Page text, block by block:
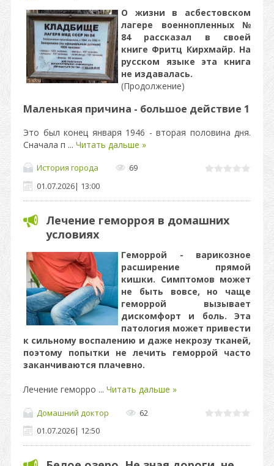
О жизни в асбестовском
лагере военнопленных №
84 рассказал в своей
книге Фритц Кирхмайр. На
русском языке эта книга
не издавалась.
(Продолжение)
Маленькая причина - большое действие 1
Это был конец января 1946 - вторая половина дня.
Сначала п ... Читать дальше »
История города
69
01.07.2026| 13:00
Лечение геморроя в домашних
условиях
Геморрой - варикозное
расширение прямой
кишки. Симптомов может
не быть вовсе, но чаще
геморрой вызывает
дискомфорт и боль. Эта
патология может привести
к сильному воспалению и даже некрозу тканей,
поэтому попытки не лечить геморрой часто
заканчиваются плачевно.
Лечение геморро ... Читать дальше »
Домашний доктор
62
01.07.2026| 12:50